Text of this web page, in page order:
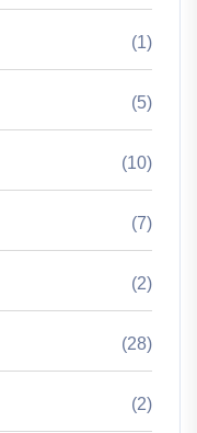
(1)
(5)
(10)
(7)
(2)
(28)
(2)